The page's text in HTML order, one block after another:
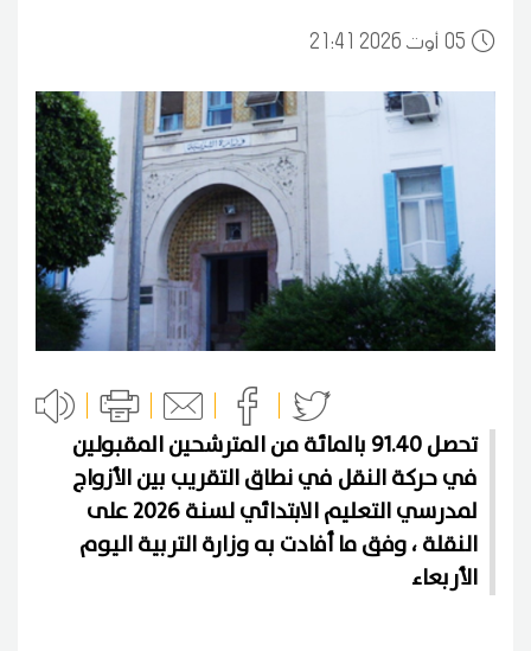
0521:41 2026 أوت
تحصل 91.40 بالمائة من المترشحين المقبولين
في حركة النقل في نطاق التقريب بين الأزواج
لمدرسي التعليم الابتدائي لسنة 2026 على
النقلة ، وفق ما أفادت به وزارة التربية اليوم
الأربعاء